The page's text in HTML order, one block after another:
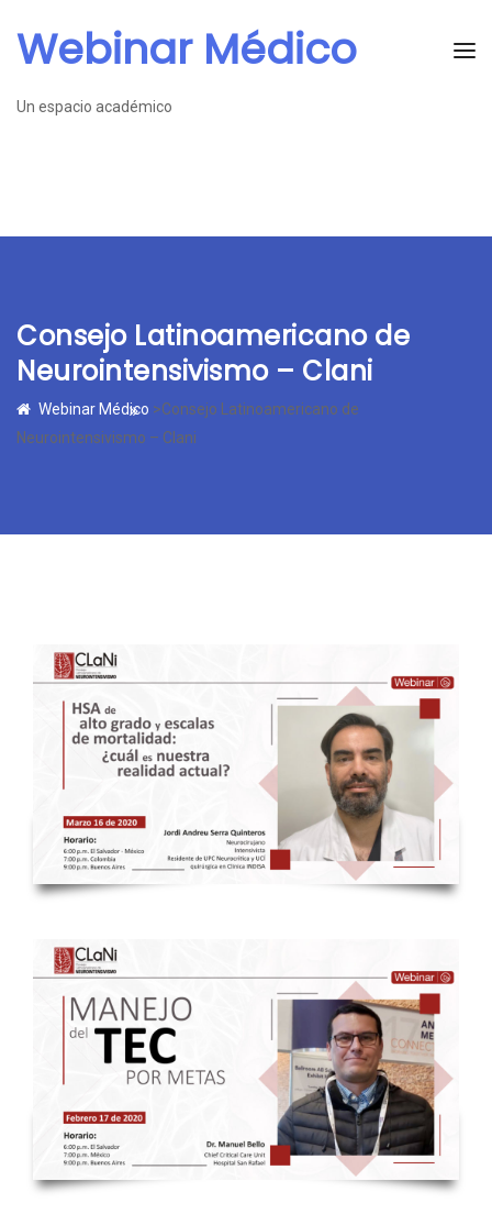
Webinar Médico
Un espacio académico
Consejo Latinoamericano de
Neurointensivismo – Clani
Webinar Médico >Consejo Latinoamericano de
Neurointensivismo – Clani